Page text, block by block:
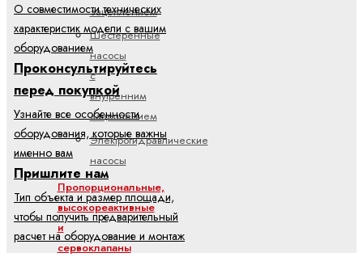
зацеплением
Шестеренные
насосы
с
внутренним
зацеплением
Электрогидравлические
насосы
Пропорциональные,
высокореактивные
и
сервоклапаны
О совместимости технических
характеристик модели с вашим
оборудованием
Проконсультируйтесь
перед покупкой
Узнайте все особенности
оборудования, которые важны
именно вам
Пришлите нам
Тип объекта и размер площади,
чтобы получить предварительный
расчет на оборудование и монтаж